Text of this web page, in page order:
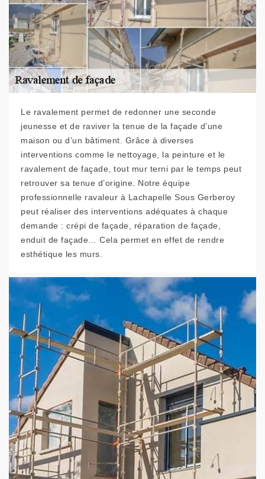
Le ravalement permet de redonner une seconde
jeunesse et de raviver la tenue de la façade d’une
maison ou d’un bâtiment. Grâce à diverses
interventions comme le nettoyage, la peinture et le
ravalement de façade, tout mur terni par le temps peut
retrouver sa tenue d’origine. Notre équipe
professionnelle ravaleur à Lachapelle Sous Gerberoy
peut réaliser des interventions adéquates à chaque
demande : crépi de façade, réparation de façade,
enduit de façade… Cela permet en effet de rendre
esthétique les murs.